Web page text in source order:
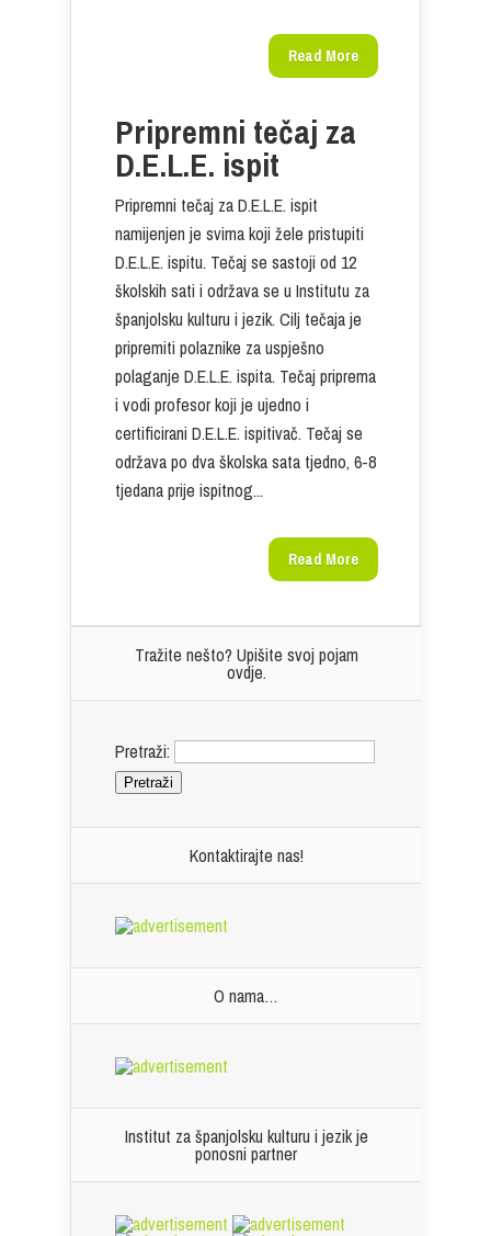
Read More
Pripremni tečaj za
D.E.L.E. ispit
Pripremni tečaj za D.E.L.E. ispit
namijenjen je svima koji žele pristupiti
D.E.L.E. ispitu. Tečaj se sastoji od 12
školskih sati i održava se u Institutu za
španjolsku kulturu i jezik. Cilj tečaja je
pripremiti polaznike za uspješno
polaganje D.E.L.E. ispita. Tečaj priprema
i vodi profesor koji je ujedno i
certificirani D.E.L.E. ispitivač. Tečaj se
održava po dva školska sata tjedno, 6-8
tjedana prije ispitnog...
Read More
Tražite nešto? Upišite svoj pojam
ovdje.
Pretraži:
Kontaktirajte nas!
O nama…
Institut za španjolsku kulturu i jezik je
ponosni partner